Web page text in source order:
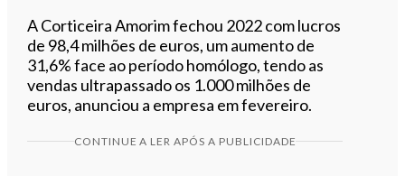
A Corticeira Amorim fechou 2022 com lucros
de 98,4 milhões de euros, um aumento de
31,6% face ao período homólogo, tendo as
vendas ultrapassado os 1.000 milhões de
euros, anunciou a empresa em fevereiro.
CONTINUE A LER APÓS A PUBLICIDADE